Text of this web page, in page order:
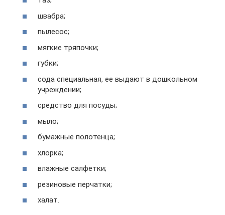
швабра;
пылесос;
мягкие тряпочки;
губки;
сода специальная, ее выдают в дошкольном
учреждении;
средство для посуды;
мыло;
бумажные полотенца;
хлорка;
влажные салфетки;
резиновые перчатки;
халат.